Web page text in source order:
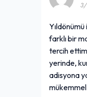
farklı bir
tercih
yerinde,
adisyona